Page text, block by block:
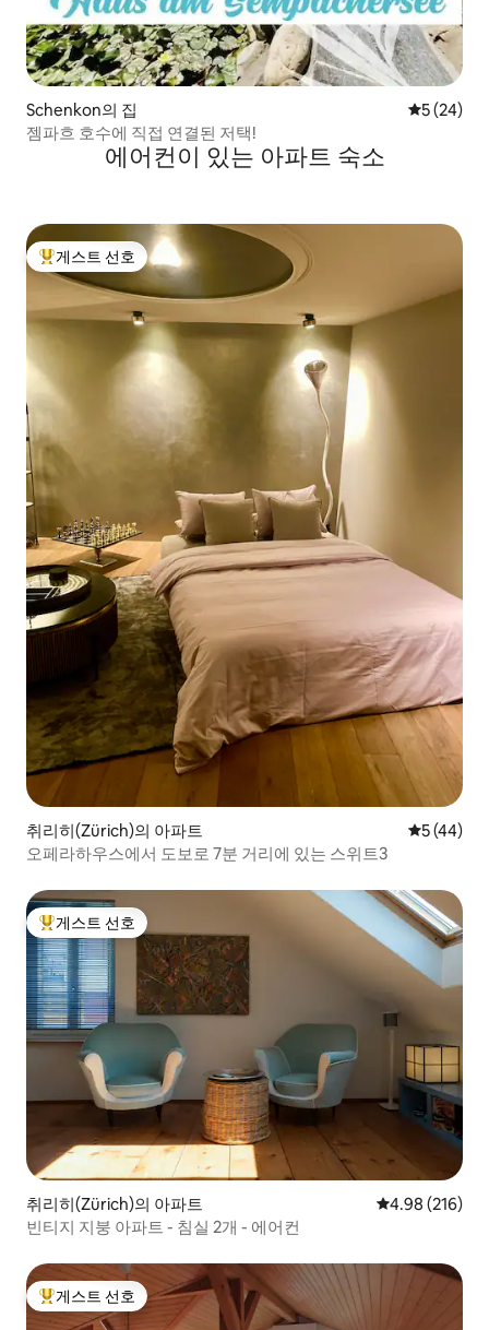
Schenkon의 집 평점 5점(5
5 (24)
젬파흐 호수에 직접 연결된 저택!
에어컨이 있는 아파트 숙소
상위 게스트 선호
게스트 선호
취리히(Zürich)의 아파트 평점 5점(5
5 (44)
오페라하우스에서 도보로 7분 거리에 있는 스위트3
상위 게스트 선호
게스트 선호
취리히(Zürich)의 아파트 평점 4.98점(5
4.98 (216)
빈티지 지붕 아파트 - 침실 2개 - 에어컨
상위 게스트 선호
게스트 선호